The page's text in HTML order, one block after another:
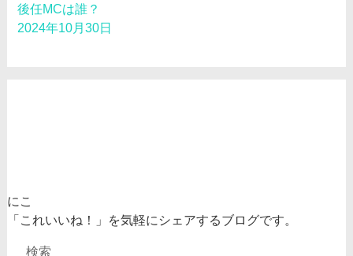
後任MCは誰？
2024年10月30日
にこ
「これいいね！」を気軽にシェアするブログです。
検索